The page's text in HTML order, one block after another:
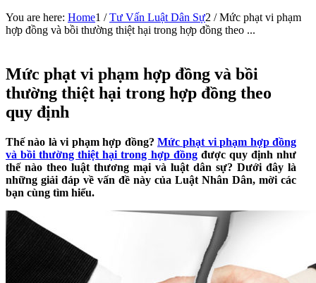
You are here: Home1 / Tư Vấn Luật Dân Sự2 / Mức phạt vi phạm
hợp đồng và bồi thường thiệt hại trong hợp đồng theo ...
Mức phạt vi phạm hợp đồng và bồi
thường thiệt hại trong hợp đồng theo
quy định
Thế nào là vi phạm hợp đồng? Mức phạt vi phạm hợp đồng
và bồi thường thiệt hại trong hợp đồngđược quy định như
thế nào theo luật thương mại và luật dân sự? Dưới đây là
những giải đáp về vấn đề này của Luật Nhân Dân, mời các
bạn cùng tìm hiểu.